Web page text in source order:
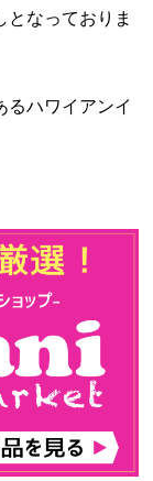
となっておりま
るハワイアンイ